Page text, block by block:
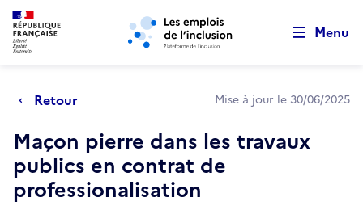
Aller au menu principal Aller au contenu principal
Menu
Retour Mise à jour le 30/06/2025
Maçon pierre dans les travaux
publics en contrat de
professionalisation
Retour au début de la page
Panneau de gestion des cookies